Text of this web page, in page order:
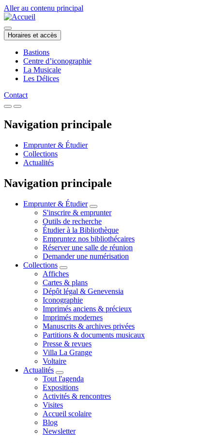
Aller au contenu principal
Horaires et accès
Bastions
Centre d’iconographie
La Musicale
Les Délices
Contact
Navigation principale
Emprunter & Étudier
Collections
Actualités
Navigation principale
Emprunter & Étudier
S'inscrire & emprunter
Outils de recherche
Étudier à la Bibliothèque
Empruntez nos bibliothécaires
Réserver une salle de réunion
Demander une numérisation
Collections
Affiches
Cartes & plans
Dépôt légal & Genevensia
Iconographie
Imprimés anciens & précieux
Imprimés modernes
Manuscrits & archives privées
Partitions & documents musicaux
Presse & revues
Villa La Grange
Voltaire
Actualités
Tout l'agenda
Expositions
Activités & rencontres
Visites
Accueil scolaire
Blog
Newsletter